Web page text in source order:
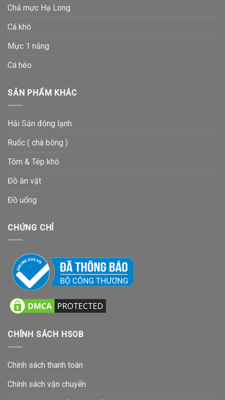
Chả mực Hạ Long
Cá khô
Mực 1 nắng
Cá héo
SẢN PHẨM KHÁC
Hải Sản đông lạnh
Ruốc ( chà bông )
Tôm & Tép khô
Đồ ăn vặt
Đồ uống
CHỨNG CHỈ
CHÍNH SÁCH HSOB
Chính sách thanh toán
Chính sách vận chuyển